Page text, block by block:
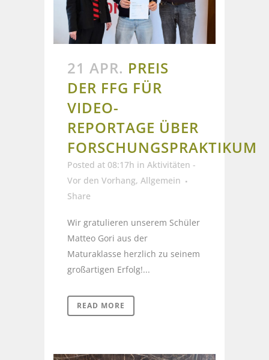
21 APR. PREIS
DER FFG FÜR
VIDEO-
REPORTAGE ÜBER
FORSCHUNGSPRAKTIKUM
Posted at 08:17h in Aktivitäten -
Vor den Vorhang, Allgemein
Share
Wir gratulieren unserem Schüler
Matteo Gori aus der
Maturaklasse herzlich zu seinem
großartigen Erfolg!...
READ MORE